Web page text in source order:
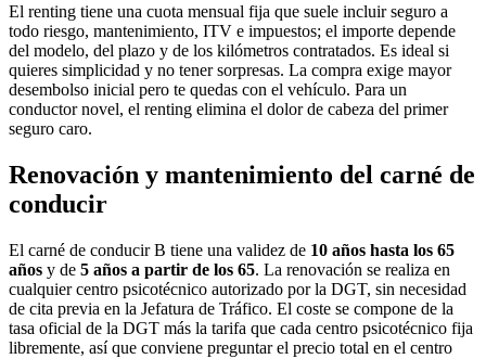
El renting tiene una cuota mensual fija que suele incluir seguro a
todo riesgo, mantenimiento, ITV e impuestos; el importe depende
del modelo, del plazo y de los kilómetros contratados. Es ideal si
quieres simplicidad y no tener sorpresas. La compra exige mayor
desembolso inicial pero te quedas con el vehículo. Para un
conductor novel, el renting elimina el dolor de cabeza del primer
seguro caro.
Renovación y mantenimiento del carné de
conducir
El carné de conducir B tiene una validez de 10 años hasta los 65
años y de 5 años a partir de los 65. La renovación se realiza en
cualquier centro psicotécnico autorizado por la DGT, sin necesidad
de cita previa en la Jefatura de Tráfico. El coste se compone de la
tasa oficial de la DGT más la tarifa que cada centro psicotécnico fija
libremente, así que conviene preguntar el precio total en el centro